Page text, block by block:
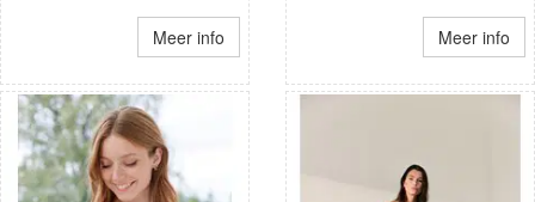
Meer info Meer info